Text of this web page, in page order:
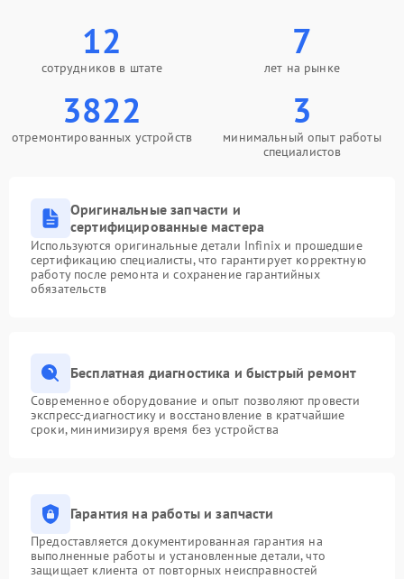
12
сотрудников в штате
7
лет на рынке
3822
отремонтированных устройств
3
минимальный опыт работы
специалистов
Оригинальные запчасти и
сертифицированные мастера
Используются оригинальные детали Infinix и прошедшие
сертификацию специалисты, что гарантирует корректную
работу после ремонта и сохранение гарантийных
обязательств
Бесплатная диагностика и быстрый ремонт
Современное оборудование и опыт позволяют провести
экспресс-диагностику и восстановление в кратчайшие
сроки, минимизируя время без устройства
Гарантия на работы и запчасти
Предоставляется документированная гарантия на
выполненные работы и установленные детали, что
защищает клиента от повторных неисправностей